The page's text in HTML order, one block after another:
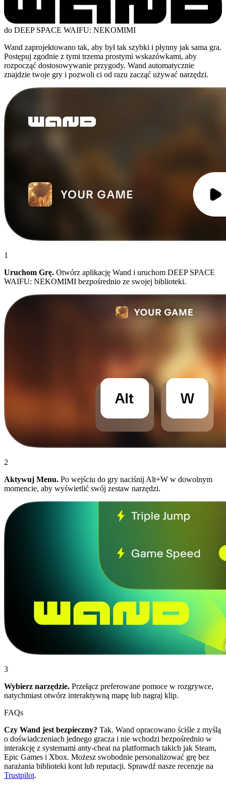
do DEEP SPACE WAIFU: NEKOMIMI
Wand zaprojektowano tak, aby był tak szybki i płynny jak sama gra.
Postępuj zgodnie z tymi trzema prostymi wskazówkami, aby
rozpocząć dostosowywanie przygody. Wand automatycznie
znajdzie twoje gry i pozwoli ci od razu zacząć używać narzędzi.
1
Uruchom Grę. Otwórz aplikację Wand i uruchom DEEP SPACE
WAIFU: NEKOMIMI bezpośrednio ze swojej biblioteki.
2
Aktywuj Menu. Po wejściu do gry naciśnij Alt+W w dowolnym
momencie, aby wyświetlić swój zestaw narzędzi.
3
Wybierz narzędzie. Przełącz preferowane pomoce w rozgrywce,
natychmiast otwórz interaktywną mapę lub nagraj klip.
FAQs
Czy Wand jest bezpieczny? Tak. Wand opracowano ściśle z myślą
o doświadczeniach jednego gracza i nie wchodzi bezpośrednio w
interakcję z systemami anty-cheat na platformach takich jak Steam,
Epic Games i Xbox. Możesz swobodnie personalizować grę bez
narażania biblioteki kont lub reputacji. Sprawdź nasze recenzje na
Trustpilot.